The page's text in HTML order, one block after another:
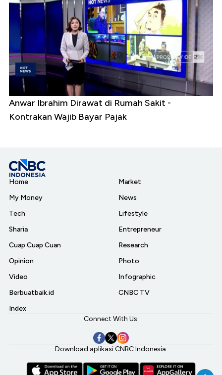
Anwar Ibrahim Dirawat di Rumah Sakit -
Kontrakan Wajib Bayar Pajak
Home
My Money
Tech
Sharia
Cuap Cuap Cuan
Opinion
Video
Berbuatbaik.id
Index
Market
News
Lifestyle
Entrepreneur
Research
Photo
Infographic
CNBC TV
Connect With Us:
Download aplikasi CNBC Indonesia: